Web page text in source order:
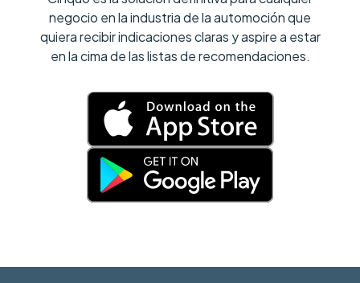
negocio en la industria de la automoción que
quiera recibir indicaciones claras y aspire a estar
en la cima de las listas de recomendaciones.